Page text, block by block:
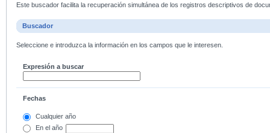
Este buscador facilita la recuperación simultánea de los registros descriptivos de
Buscador
Seleccione e introduzca la información en los campos que le interesen.
Expresión a buscar
Fechas
Cualquier año
En el año